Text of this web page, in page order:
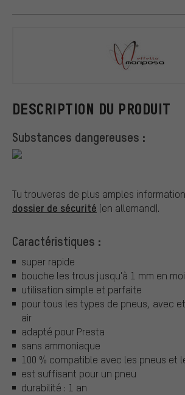
DESCRIPTION DU PRODUIT
Substances dangereuses :
Tu trouveras de plus amples
dossier de sécurité (en allemand).
Caractéristiques :
super rapide
bouche les trous jusqu'à 1 mm en
utilisation simple et parfaite
pour tous les types de pneus, avec
air
adapté pour Presta
sans ammoniaque
100 % compatible avec les pneus et
est suffisant pour un pneu
durabilité : 1 an